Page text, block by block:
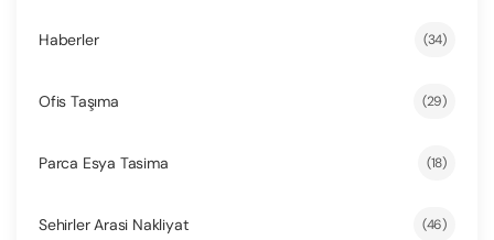
Haberler (34)
Ofis Taşıma (29)
Parca Esya Tasima (18)
Sehirler Arasi Nakliyat (46)